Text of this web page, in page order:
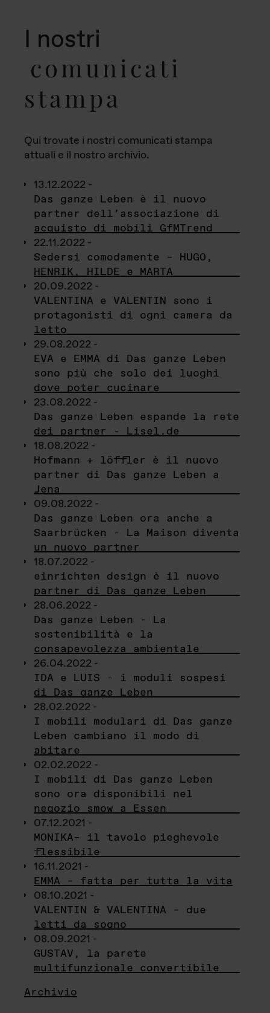
I nostri
comunicati
stampa
Qui trovate i nostri comunicati stampa
attuali e il nostro archivio.
13.12.2022 -
Das ganze Leben è il nuovo
partner dell’associazione di
acquisto di mobili GfMTrend
22.11.2022 -
Sedersi comodamente – HUGO,
HENRIK, HILDE e MARTA
20.09.2022 -
VALENTINA e VALENTIN sono i
protagonisti di ogni camera da
letto
29.08.2022 -
EVA e EMMA di Das ganze Leben
sono più che solo dei luoghi
dove poter cucinare
23.08.2022 -
Das ganze Leben espande la rete
dei partner - Lisel.de
18.08.2022 -
Hofmann + löffler è il nuovo
partner di Das ganze Leben a
Jena
09.08.2022 -
Das ganze Leben ora anche a
Saarbrücken - La Maison diventa
un nuovo partner
18.07.2022 -
einrichten design è il nuovo
partner di Das ganze Leben
28.06.2022 -
Das ganze Leben - La
sostenibilità e la
consapevolezza ambientale
26.04.2022 -
IDA e LUIS - i moduli sospesi
di Das ganze Leben
28.02.2022 -
I mobili modulari di Das ganze
Leben cambiano il modo di
abitare
02.02.2022 -
I mobili di Das ganze Leben
sono ora disponibili nel
negozio smow a Essen
07.12.2021 -
MONIKA– il tavolo pieghevole
flessibile
16.11.2021 -
EMMA – fatta per tutta la vita
08.10.2021 -
VALENTIN & VALENTINA – due
letti da sogno
08.09.2021 -
GUSTAV, la parete
multifunzionale convertibile
Archivio